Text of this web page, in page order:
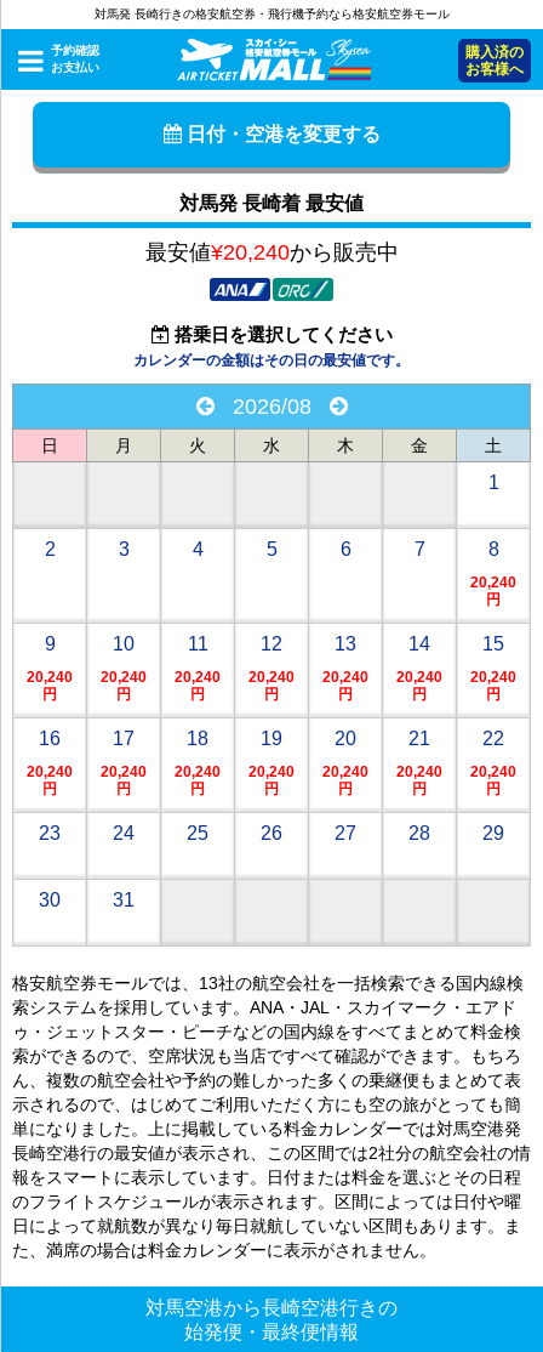
対馬発 長崎行きの格安航空券・飛行機予約なら格安航空券モール
予約確認
お支払い
購入済の
お客様へ
日付・空港を変更する
対馬発 長崎着 最安値
最安値¥20,240から販売中
搭乗日を選択してください
カレンダーの金額はその日の最安値です。
2026/08
日 月 火 水 木 金 土
1
2 3 4 5 6 7 8
20,240
円
9
20,240
円
10
20,240
円
11
20,240
円
12
20,240
円
13
20,240
円
14
20,240
円
15
20,240
円
16
20,240
円
17
20,240
円
18
20,240
円
19
20,240
円
20
20,240
円
21
20,240
円
22
20,240
円
23 24 25 26 27 28 29
30 31
格安航空券モールでは、13社の航空会社を一括検索できる国内線検
索システムを採用しています。ANA・JAL・スカイマーク・エアド
ゥ・ジェットスター・ピーチなどの国内線をすべてまとめて料金検
索ができるので、空席状況も当店ですべて確認ができます。もちろ
ん、複数の航空会社や予約の難しかった多くの乗継便もまとめて表
示されるので、はじめてご利用いただく方にも空の旅がとっても簡
単になりました。上に掲載している料金カレンダーでは対馬空港発
長崎空港行の最安値が表示され、この区間では2社分の航空会社の情
報をスマートに表示しています。日付または料金を選ぶとその日程
のフライトスケジュールが表示されます。区間によっては日付や曜
日によって就航数が異なり毎日就航していない区間もあります。ま
た、満席の場合は料金カレンダーに表示がされません。
対馬空港から長崎空港行きの
始発便・最終便情報